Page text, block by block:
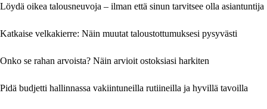
Löydä oikea talousneuvoja – ilman että sinun tarvitsee olla asiantuntija
Katkaise velkakierre: Näin muutat taloustottumuksesi pysyvästi
Onko se rahan arvoista? Näin arvioit ostoksiasi harkiten
Pidä budjetti hallinnassa vakiintuneilla rutiineilla ja hyvillä tavoilla